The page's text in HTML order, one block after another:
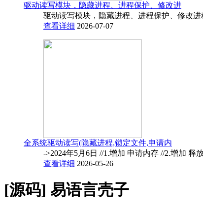
驱动读写模块，隐藏进程、进程保护、修改进
驱动读写模块，隐藏进程、进程保护、修改
查看详细 2026-07-07
全系统驱动读写(隐藏进程,锁定文件,申请内
->2024年5月6日 //1.增加 申请内存 //2.增加 释
查看详细 2026-05-26
[源码] 易语言壳子